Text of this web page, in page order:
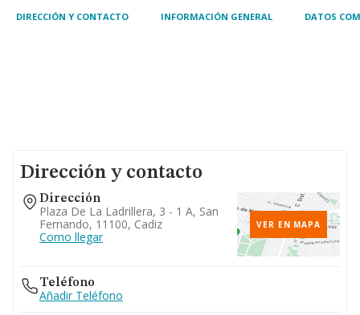
DIRECCIÓN Y CONTACTO INFORMACIÓN GENERAL DATOS
Dirección y contacto
Dirección
Plaza De La Ladrillera, 3 - 1 A, San
Fernando, 11100, Cadiz
Como llegar
VER EN MAPA
Teléfono
Añadir Teléfono